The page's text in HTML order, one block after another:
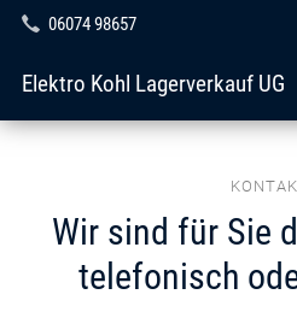
06074 98657
Elektro Kohl Lagerverkauf UG
Wir sind für Sie
telefonisch